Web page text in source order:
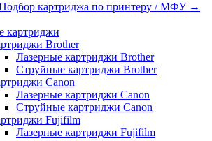
картриджа по принтеру / МФУ →
картриджи
Brother
Лазерные картриджи Brother
Струйные картриджи Brother
Canon
Лазерные картриджи Canon
Струйные картриджи Canon
Fujifilm
Лазерные картриджи Fujifilm